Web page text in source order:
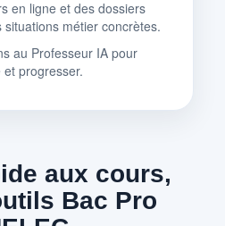
en ligne et des dossiers
métier concrètes.
au Professeur IA pour
progresser.
aux cours,
Bac Pro